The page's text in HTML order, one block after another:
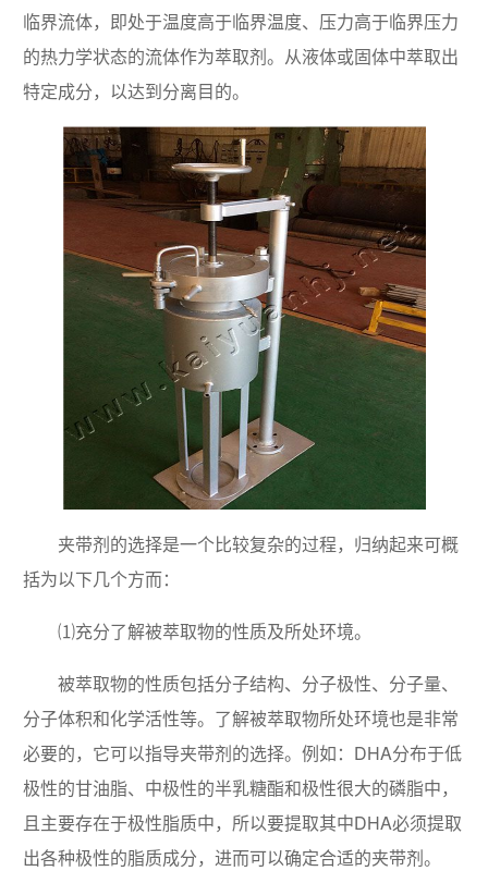
临界流体，即处于温度高于临界温度、压力高于临界压力
的热力学状态的流体作为萃取剂。从液体或固体中萃取出
特定成分，以达到分离目的。
夹带剂的选择是一个比较复杂的过程，归纳起来可概
括为以下几个方而：
⑴充分了解被萃取物的性质及所处环境。
被萃取物的性质包括分子结构、分子极性、分子量、
分子体积和化学活性等。了解被萃取物所处环境也是非常
必要的，它可以指导夹带剂的选择。例如：DHA分布于低
极性的甘油脂、中极性的半乳糖酯和极性很大的磷脂中，
且主要存在于极性脂质中，所以要提取其中DHA必须提取
出各种极性的脂质成分，进而可以确定合适的夹带剂。